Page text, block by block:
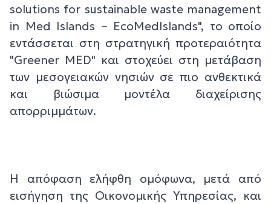
solutions for sustainable waste management
in Med Islands – EcoMedIslands", το οποίο
εντάσσεται στη στρατηγική προτεραιότητα
"Greener MED" και στοχεύει στη μετάβαση
των μεσογειακών νησιών σε πιο ανθεκτικά
και βιώσιμα μοντέλα διαχείρισης
απορριμμάτων.
Η απόφαση ελήφθη ομόφωνα, μετά από
εισήγηση της Οικονομικής Υπηρεσίας, και